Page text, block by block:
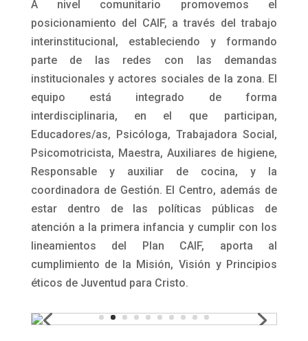
sentido es que apostamos a ofrecer para los
niños y las niñas, ambientes de juego y
expresión enriquecidos con una mirada
pedagógica que se relaciona con determinadas
propuestas de crianzas, fomentando el
buentrato, la autonomía y el desarrollo integral
de los niños y niñas.
A nivel comunitario promovemos el
posicionamiento del CAIF, a través del trabajo
interinstitucional, estableciendo y formando
parte de las redes con las demandas
institucionales y actores sociales de la zona. El
equipo está integrado de forma
interdisciplinaria, en el que participan,
Educadores/as, Psicóloga, Trabajadora Social,
Responsable y auxiliar de cocina, y la